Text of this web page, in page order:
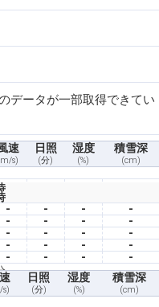
データが一部取得できてい
速
s)
日照
(分)
湿度
(%)
積雪深
(cm)
-
- - -
-
- - -
-
- - -
-
- - -
-
- - - -
s)
日照
(分)
湿度
(%)
積雪深
(cm)